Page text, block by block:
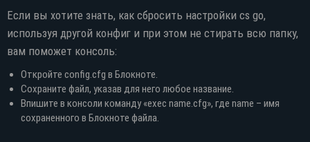
Если вы хотите знать, как сбросить настройки cs go,
используя другой конфиг и при этом не стирать всю папку,
вам поможет консоль:
Откройте config.cfg в Блокноте.
Сохраните файл, указав для него любое название.
Впишите в консоли команду «exec name.cfg», где name – имя
сохраненного в Блокноте файла.